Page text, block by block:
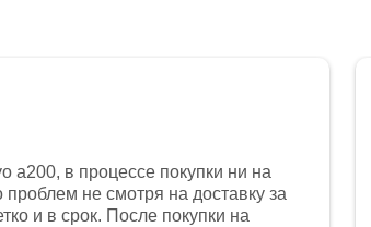
a200, в процессе покупки ни на
проблем не смотря на доставку за
и в срок. После покупки на